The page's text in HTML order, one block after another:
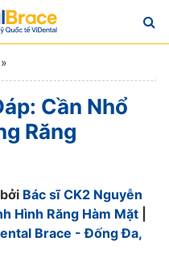
»
Cần Nhổ
Răng
Bác sĩ CK2 Nguyễn
Hình Răng Hàm Mặt
Brace - Đống Đa,